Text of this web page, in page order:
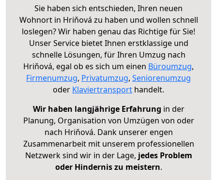
Sie haben sich entschieden, Ihren neuen
Wohnort in Hriňová zu haben und wollen schnell
loslegen? Wir haben genau das Richtige für Sie!
Unser Service bietet Ihnen erstklassige und
schnelle Lösungen, für Ihren Umzug nach
Hriňová, egal ob es sich um einen Büroumzug,
Firmenumzug, Privatumzug, Seniorenumzug
oder Klaviertransport handelt.
Wir haben langjährige Erfahrung in der
Planung, Organisation von Umzügen von oder
nach Hriňová. Dank unserer engen
Zusammenarbeit mit unserem professionellen
Netzwerk sind wir in der Lage, jedes Problem
oder Hindernis zu meistern.